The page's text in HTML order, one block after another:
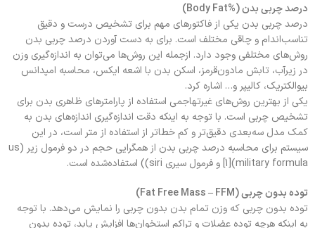
درصد چربی بدن (%Body Fat)
درصد چربی بدن یکی از فاکتورهای مهم برای تشخیص درست و دقیق
تناسب‌اندام و چاقی مختلف است. برای به دست آوردن درصد چربی بدن
روش‌های مختلفی وجود دارد. ازجمله این روش‌ها می‌توان به اندازه‌گیری وزن
در زیرآب، تابش مادون‌قرمز، اسکن بدن با اشعه ایکس، محاسبه امپدانس
بیوالکتریک، کالیپر و… اشاره کرد.
یکی از بهترین روش‌های غیرتهاجمی استفاده از پارامترهای ظاهری بدن برای
تشخیص چربی است. با توجه به اینکه دقت اندازه‌گیری اندازه‌های بدن به
کمک مدل سه‌بعدی دقیق‌تر و کم خطاتر از استفاده از متر است، در این
سیستم برای محاسبه درصد چربی بدن از همگرایی حجم در دو فرمول زیر (us
military formula)[1] و فرمول سیری siri)) استفاده‌شده است.
توده بدون چربی (Fat Free Mass – FFM)
توده بدون چربی که وزن تمام بدن بدون چربی را نمایش می‌دهد. با توجه
به اینکه هرچه توده عضلات و تراکم استخوان‌ها افزایش یابد، توده بدون